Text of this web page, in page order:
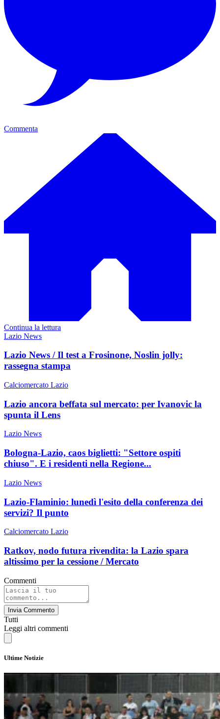
Commenta
Continua la lettura
Lazio News
Lazio News / Il test a Frosinone, Noslin jolly:
rassegna stampa
Calciomercato Lazio
Lazio ancora beffata sul mercato: per Ivanovic la
spunta il Lens
Lazio News
Bologna-Lazio, caos biglietti: "Settore ospiti
chiuso". E i residenti nella Regione...
Lazio News
Lazio-Flaminio: lunedì l'esito della conferenza dei
servizi? Il punto
Calciomercato Lazio
Ratkov, nodo futura rivendita: la Lazio spara
altissimo per la cessione / Mercato
Commenti
Invia Commento
Tutti
Leggi altri commenti
Ultime Notizie